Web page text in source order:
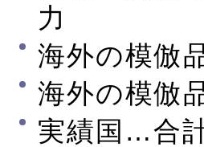
力
海外の模倣
海外の模倣
実績国…合